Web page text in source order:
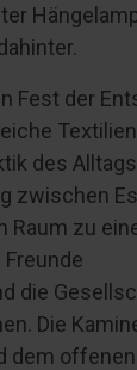
Fest der
des
zwischen
Raum zu
Freunde
die
Die
dem